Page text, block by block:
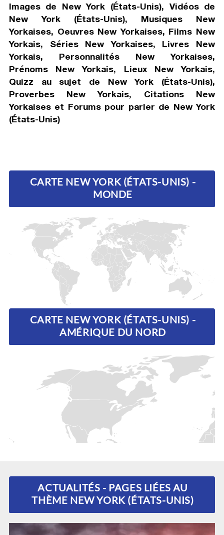
Images de New York (États-Unis), Vidéos de
New York (États-Unis), Musiques New
Yorkaises, Oeuvres New Yorkaises, Films New
Yorkais, Séries New Yorkaises, Livres New
Yorkais, Personnalités New Yorkaises,
Prénoms New Yorkais, Lieux New Yorkais,
Quizz au sujet de New York (États-Unis),
Proverbes New Yorkais, Citations New
Yorkaises et Forums pour parler de New York
(États-Unis)
CARTE NEW YORK (ÉTATS-UNIS) -
MONDE
CARTE NEW YORK (ÉTATS-UNIS) -
AMÉRIQUE DU NORD
ACTUALITÉS - PAGES LIÉES AU
THÈME NEW YORK (ÉTATS-UNIS)